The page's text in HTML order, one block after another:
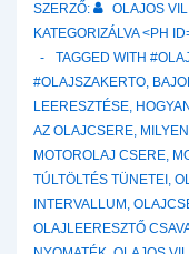
a
Gyártási
Dekarbonizációjáig
SZERZŐ: OLAJOS VILI
KATEGORIZÁLVA <PH
TAGGED WITH
#OLAJSZAKERTO,
LEERESZTÉSE,
AZ OLAJCSERE,
MOTOROLAJ CSERE,
TÚLTÖLTÉS TÜNETEI ,
INTERVALLUM ,
OLAJLEERESZTŐ